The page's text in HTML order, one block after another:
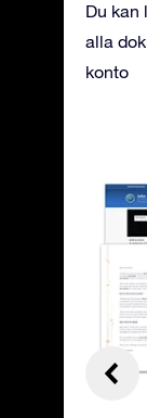
Du kan
alla
konto